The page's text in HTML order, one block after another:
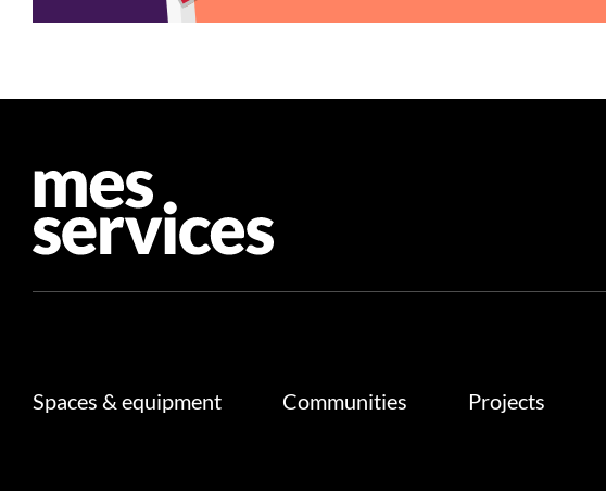
Spaces & equipment Communities Projects